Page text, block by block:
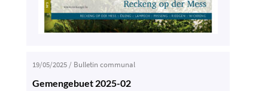
19/05/2025/ Bulletin communal
Gemengebuet 2025-02